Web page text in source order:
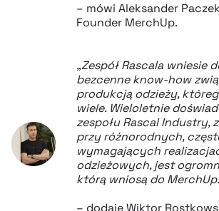
– mówi Aleksander
Founder MerchUp.
„Zespół Rascala wniesie
bezcenne know-how
produkcją odzieży,
wiele. Wieloletnie
zespołu Rascal Industry,
przy różnorodnych,
wymagających
odzieżowych, jest
którą wniosą do
– dodaje Wiktor